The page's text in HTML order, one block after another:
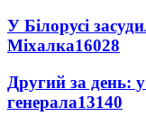
У Білорусі
Міхалка16028
Другий за день:
генерала13140